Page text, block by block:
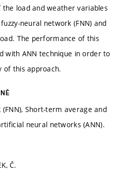
load and weather variables
neural network (FNN) and
The performance of this
with ANN technique in order to
of this approach.
Short-term average and
neural networks (ANN).
Č.